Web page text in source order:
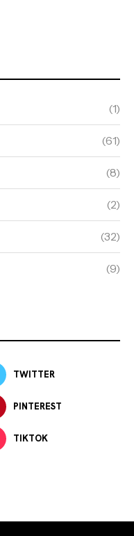
(1)
(61)
(8)
(2)
(32)
(9)
TWITTER
PINTEREST
TIKTOK